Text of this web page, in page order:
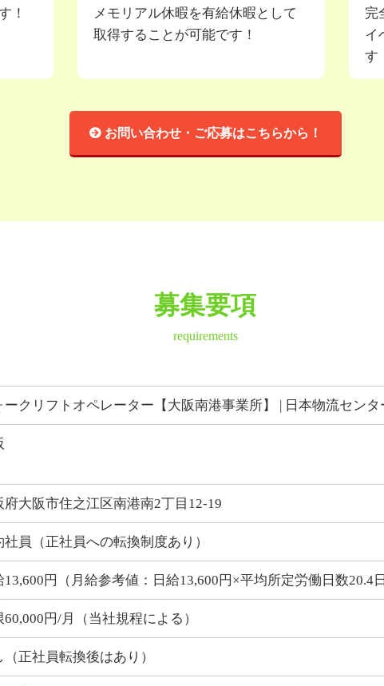
！
メモリアル休暇を有給休暇として
取得することが可能です！
完
イ
す
お問い合わせ・ご応募はこちらから！
募集要項
requirements
ークリフトオペレーター【大阪南港事業所】 | 日本物流センタ
府大阪市住之江区南港南2丁目12-19
社員（正社員への転換制度あり）
13,600円（月給参考値：日給13,600円×平均所定労働日数20.4
60,000円/月（当社規程による）
（正社員転換後はあり）